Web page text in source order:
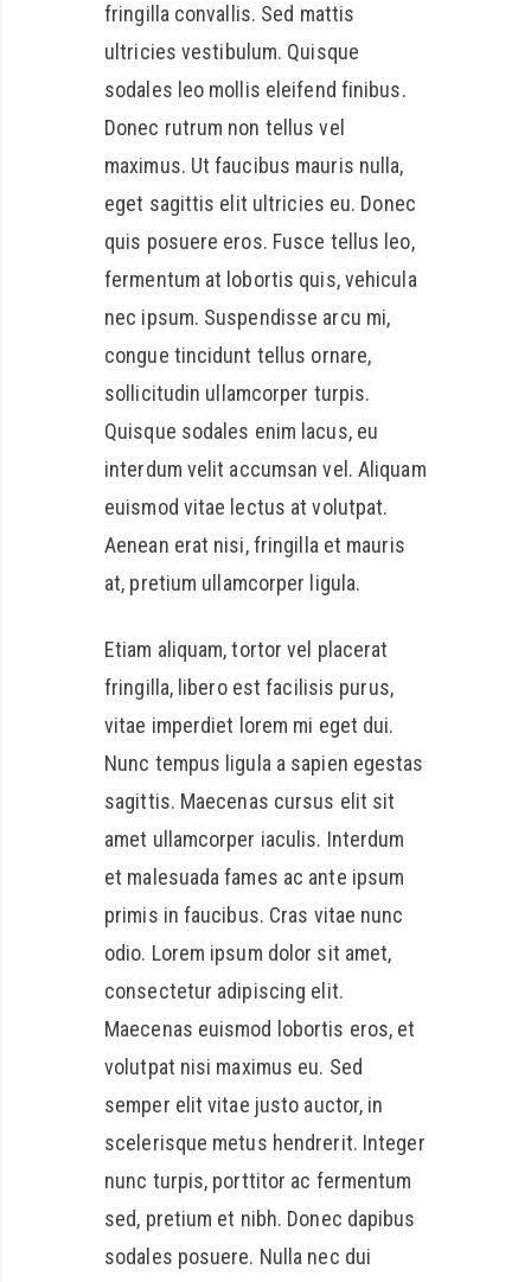
fringilla convallis. Sed mattis
ultricies vestibulum. Quisque
sodales leo mollis eleifend finibus.
Donec rutrum non tellus vel
maximus. Ut faucibus mauris nulla,
eget sagittis elit ultricies eu. Donec
quis posuere eros. Fusce tellus leo,
fermentum at lobortis quis, vehicula
nec ipsum. Suspendisse arcu mi,
congue tincidunt tellus ornare,
sollicitudin ullamcorper turpis.
Quisque sodales enim lacus, eu
interdum velit accumsan vel. Aliquam
euismod vitae lectus at volutpat.
Aenean erat nisi, fringilla et mauris
at, pretium ullamcorper ligula.
Etiam aliquam, tortor vel placerat
fringilla, libero est facilisis purus,
vitae imperdiet lorem mi eget dui.
Nunc tempus ligula a sapien egestas
sagittis. Maecenas cursus elit sit
amet ullamcorper iaculis. Interdum
et malesuada fames ac ante ipsum
primis in faucibus. Cras vitae nunc
odio. Lorem ipsum dolor sit amet,
consectetur adipiscing elit.
Maecenas euismod lobortis eros, et
volutpat nisi maximus eu. Sed
semper elit vitae justo auctor, in
scelerisque metus hendrerit. Integer
nunc turpis, porttitor ac fermentum
sed, pretium et nibh. Donec dapibus
sodales posuere. Nulla nec dui